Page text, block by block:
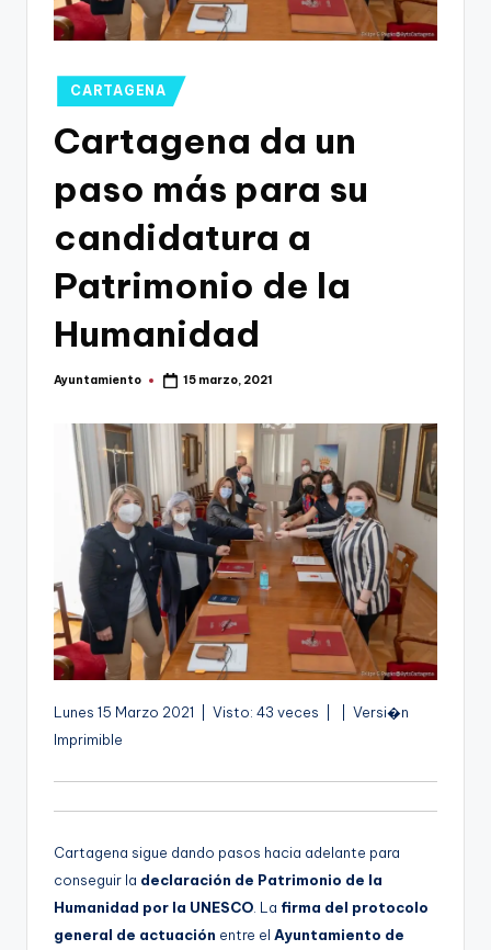
Publicado
en
CARTAGENA
Cartagena da un
paso más para su
candidatura a
Patrimonio de la
Humanidad
Publicado
Ayuntamiento 15 marzo, 2021
Lunes 15 Marzo 2021 | Visto: 43 veces |
| Versi�n
Imprimible
Cartagena sigue dando pasos hacia adelante para
conseguir la declaración de Patrimonio de la
Humanidad por la UNESCO. La firma del protocolo
general de actuación entre el Ayuntamiento de